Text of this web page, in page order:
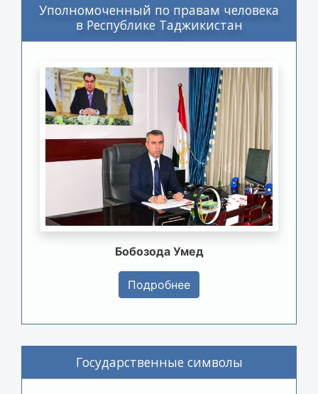
Уполномоченный по правам человека
в Республике Таджикистан
Бобозода Умед
Подробнее
Государственные символы